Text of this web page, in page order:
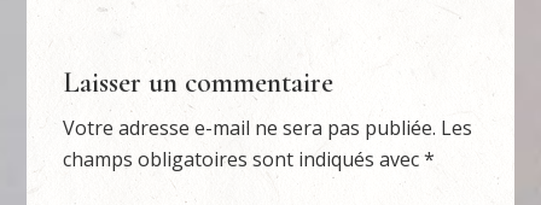
Laisser un commentaire
Votre adresse e-mail ne sera pas publiée. Les
champs obligatoires sont indiqués avec*